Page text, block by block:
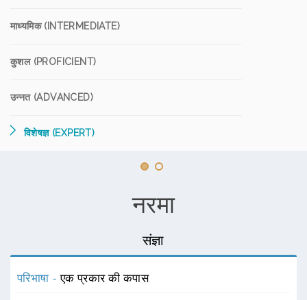
माध्यमिक (INTERMEDIATE)
कुशल (PROFICIENT)
उन्नत (ADVANCED)
विशेषज्ञ (EXPERT)
नरमा
संज्ञा
परिभाषा -एक प्रकार की कपास